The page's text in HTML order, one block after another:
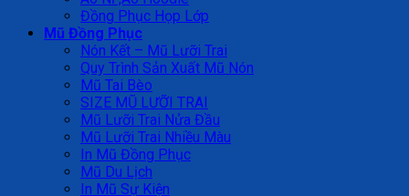
Đồng Phục Họp Lớp
Mũ Đồng Phục
Nón Kết – Mũ Lưỡi Trai
Quy Trình Sản Xuất Mũ Nón
Mũ Tai Bèo
SIZE MŨ LƯỠI TRAI
Mũ Lưỡi Trai Nửa Đầu
Mũ Lưỡi Trai Nhiều Màu
In Mũ Đồng Phục
Mũ Du Lịch
In Mũ Sự Kiện